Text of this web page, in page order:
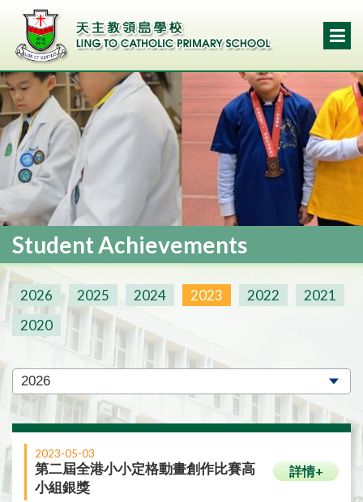
Student Achievements
2026 2025 2024 2023 2022
2021
2020
2023-05-03
第二屆全港小小定格動畫創作比賽高
小組銀獎
詳情+